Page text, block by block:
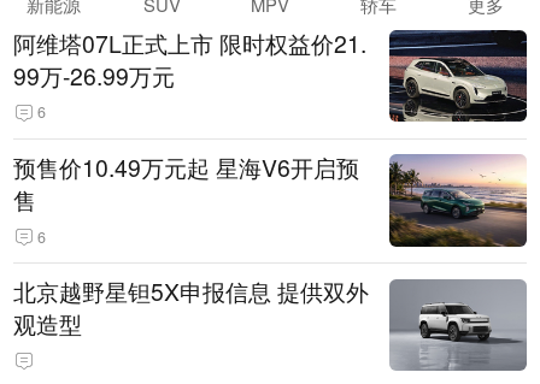
阿维塔07L正式上市 限时权益价21.
99万-26.99万元
6
预售价10.49万元起 星海V6开启预
售
6
北京越野星钽5X申报信息 提供双外
观造型